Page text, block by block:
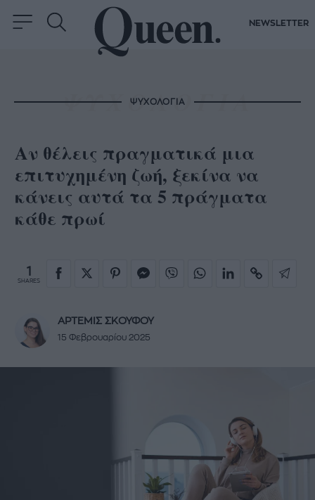
NEWSLETTER
ΨΥΧΟΛΟΓΙΑ
Αν θέλεις πραγματικά μια
επιτυχημένη ζωή, ξεκίνα να
κάνεις αυτά τα 5 πράγματα
κάθε πρωί
1
SHARES
ΑΡΤΕΜΙΣ ΣΚΟΥΦΟΥ
15 Φεβρουαρίου 2025